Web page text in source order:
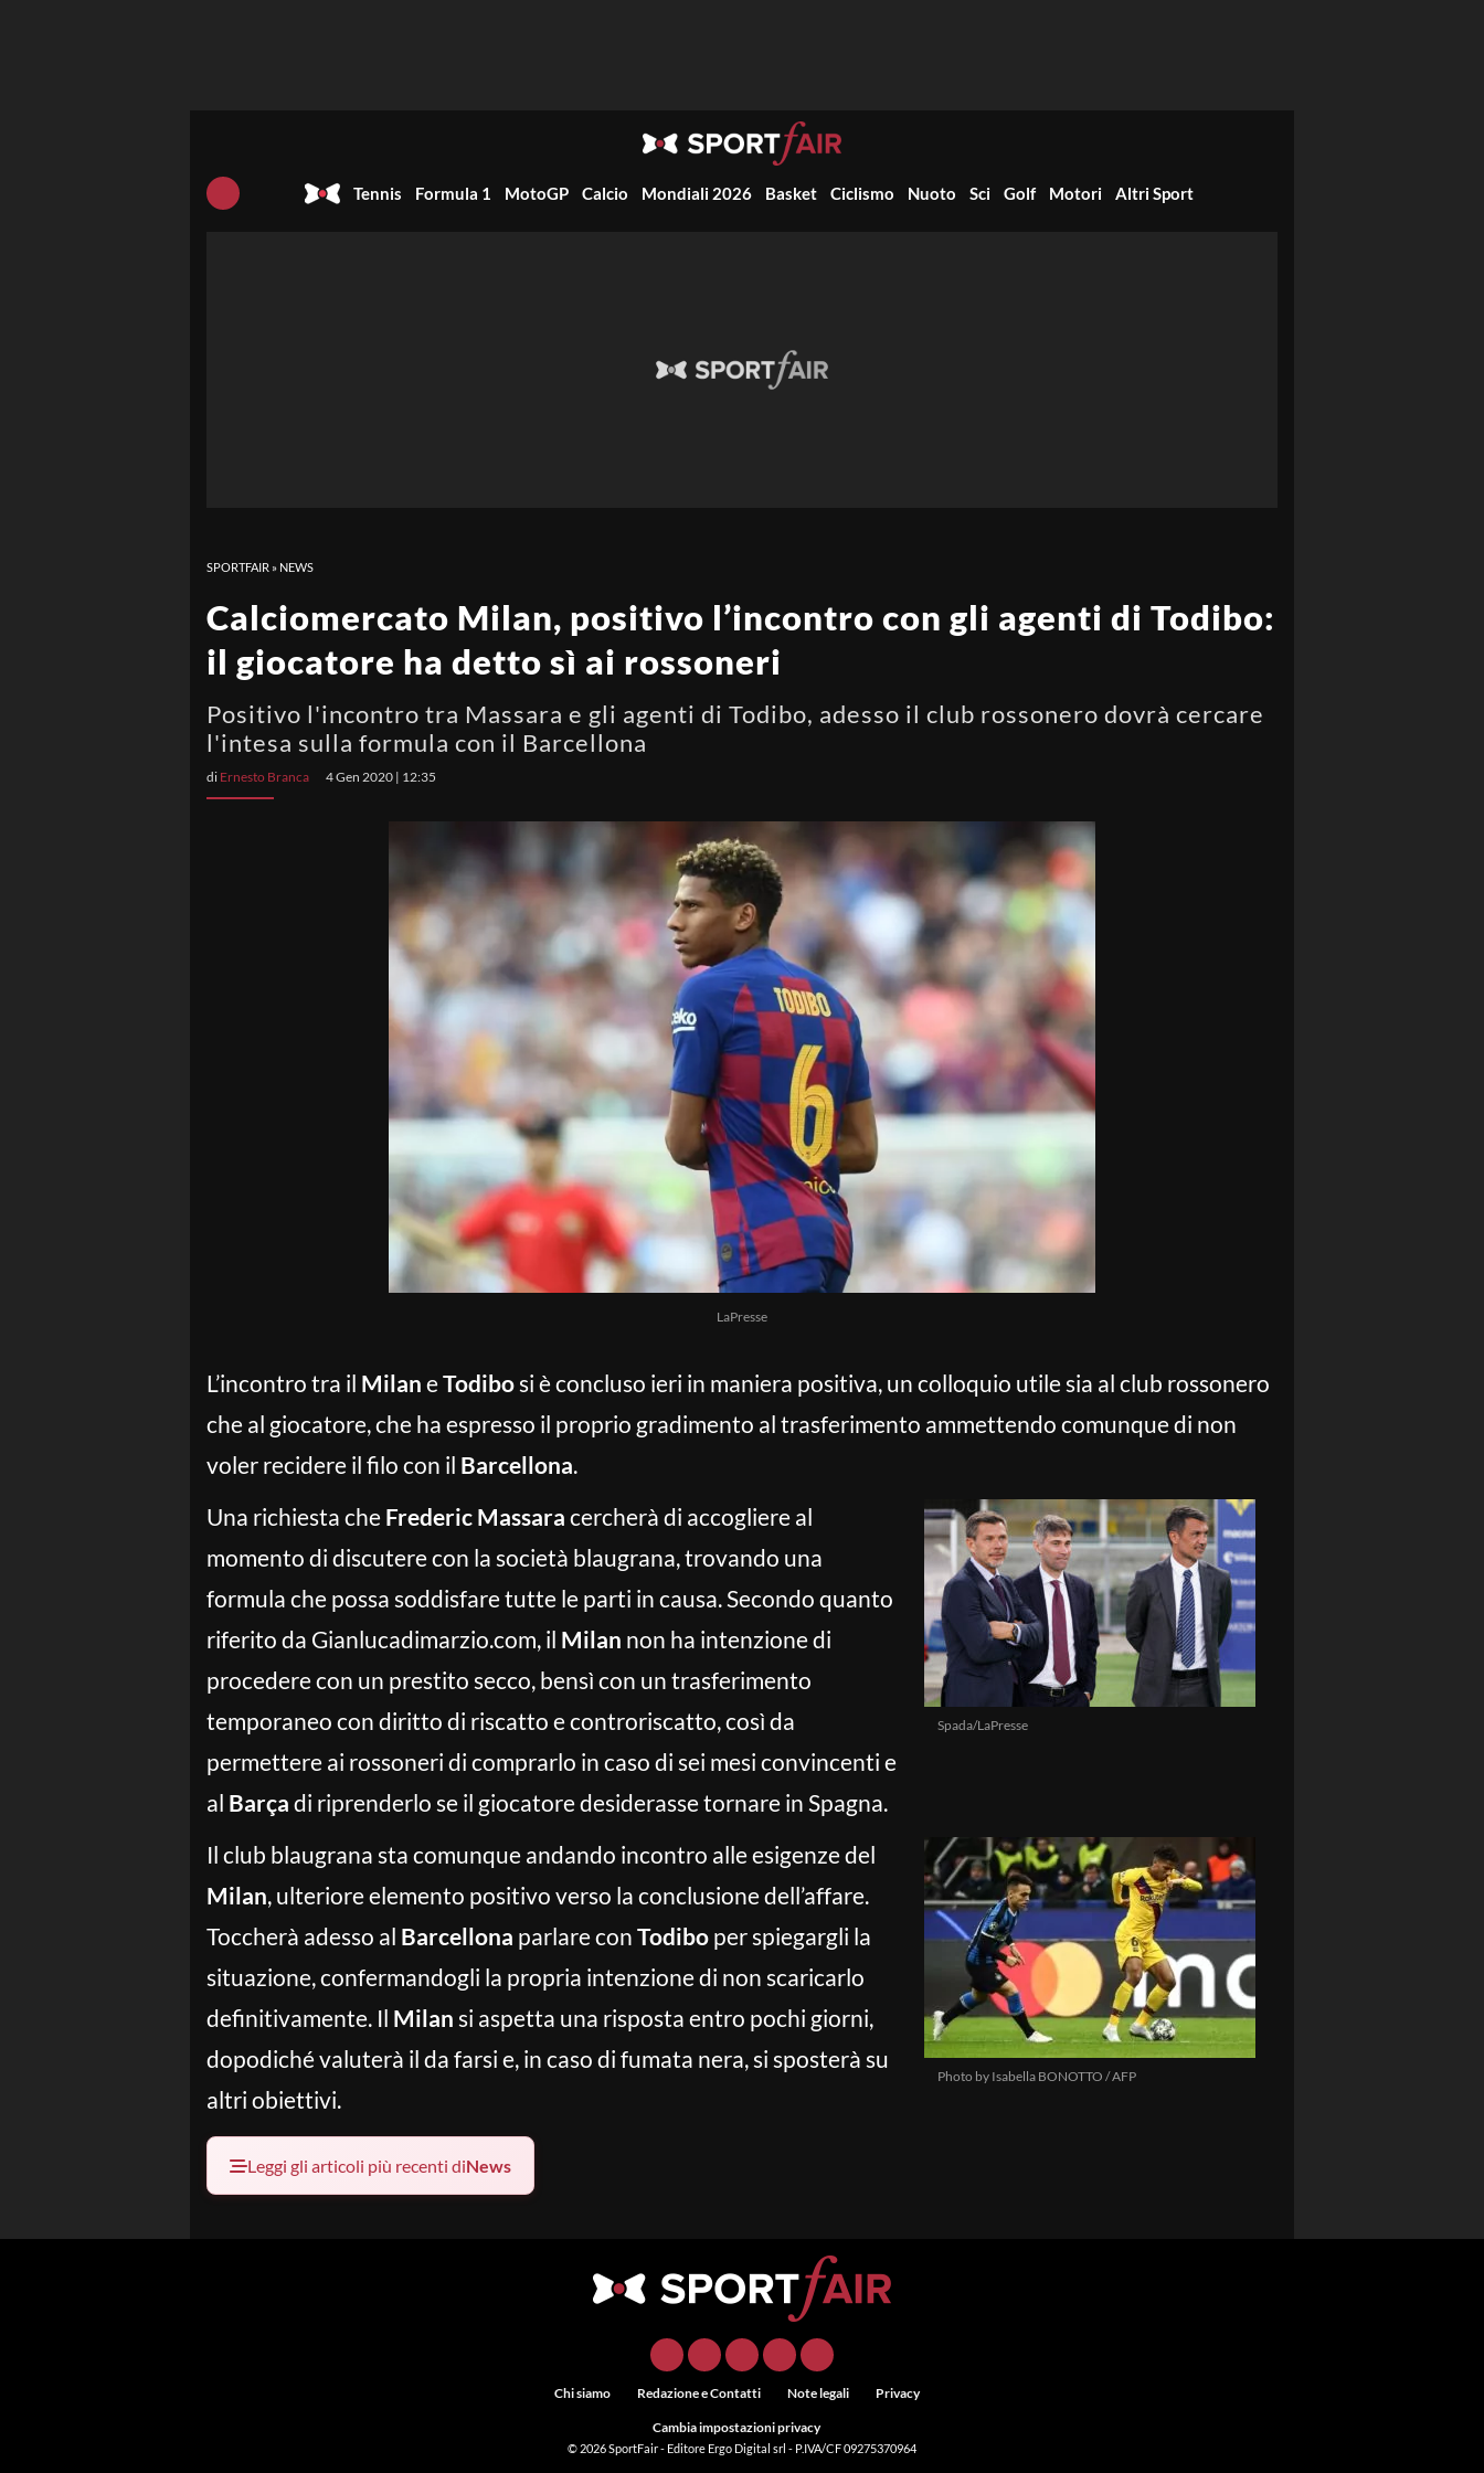
Tennis Formula 1 MotoGP Calcio Mondiali 2026 Basket Ciclismo Nuoto Sci Golf Motori Altri Sport
SPORTFAIR » NEWS
Calciomercato Milan, positivo l’incontro con gli agenti di Todibo:
il giocatore ha detto sì ai rossoneri
Positivo l'incontro tra Massara e gli agenti di Todibo, adesso il club rossonero dovrà cercare
l'intesa sulla formula con il Barcellona
di Ernesto Branca 4 Gen 2020 | 12:35
LaPresse
L’incontro tra il Milan eTodibosi è concluso ieri in maniera positiva, un colloquio utile sia al club rossonero
che al giocatore, che ha espresso il proprio gradimento al trasferimento ammettendo comunque di non
voler recidere il filo con il Barcellona.
Spada/LaPresse
Una richiesta che Frederic Massara cercherà di accogliere al
momento di discutere con la società blaugrana, trovando una
formula che possa soddisfare tutte le parti in causa. Secondo quanto
riferito da Gianlucadimarzio.com, il Milan non ha intenzione di
procedere con un prestito secco, bensì con un trasferimento
temporaneo con diritto di riscatto e controriscatto, così da
permettere ai rossoneri di comprarlo in caso di sei mesi convincenti e
al Barça di riprenderlo se il giocatore desiderasse tornare in Spagna.
Photo by Isabella BONOTTO / AFP
Il club blaugrana sta comunque andando incontro alle esigenze del
Milan, ulteriore elemento positivo verso la conclusione dell’affare.
Toccherà adesso al Barcellona parlare con Todibo per spiegargli la
situazione, confermandogli la propria intenzione di non scaricarlo
definitivamente. Il Milan si aspetta una risposta entro pochi giorni,
dopodiché valuterà il da farsi e, in caso di fumata nera, si sposterà su
altri obiettivi.
Leggi gli articoli più recenti diNews
Chi siamo Redazione e Contatti Note legali Privacy
Cambia impostazioni privacy
© 2026SportFair- Editore Ergo Digital srl - P.IVA/CF 09275370964